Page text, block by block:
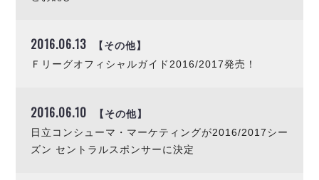
2016.06.13 【その他】
Ｆリーグオフィシャルガイド2016/2017発売！
2016.06.10 【その他】
日立コンシューマ・マーケティングが2016/2017シー
ズン セントラルスポンサーに決定